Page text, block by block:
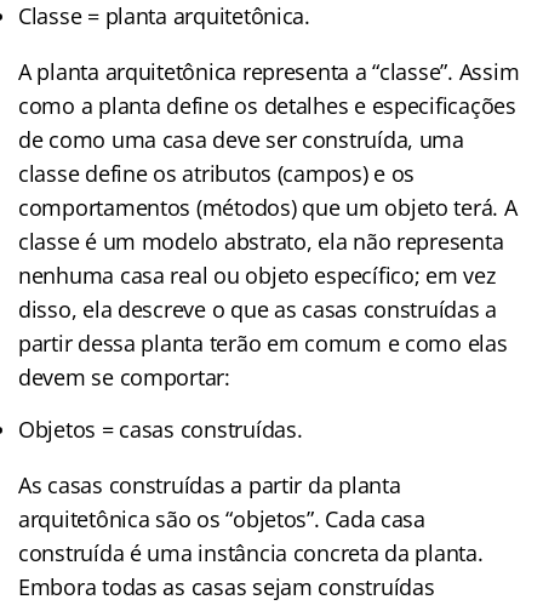
Classe = planta arquitetônica.
A planta arquitetônica representa a “classe”. Assim
como a planta define os detalhes e especificações
de como uma casa deve ser construída, uma
classe define os atributos (campos) e os
comportamentos (métodos) que um objeto terá. A
classe é um modelo abstrato, ela não representa
nenhuma casa real ou objeto específico; em vez
disso, ela descreve o que as casas construídas a
partir dessa planta terão em comum e como elas
devem se comportar:
Objetos = casas construídas.
As casas construídas a partir da planta
arquitetônica são os “objetos”. Cada casa
construída é uma instância concreta da planta.
Embora todas as casas sejam construídas